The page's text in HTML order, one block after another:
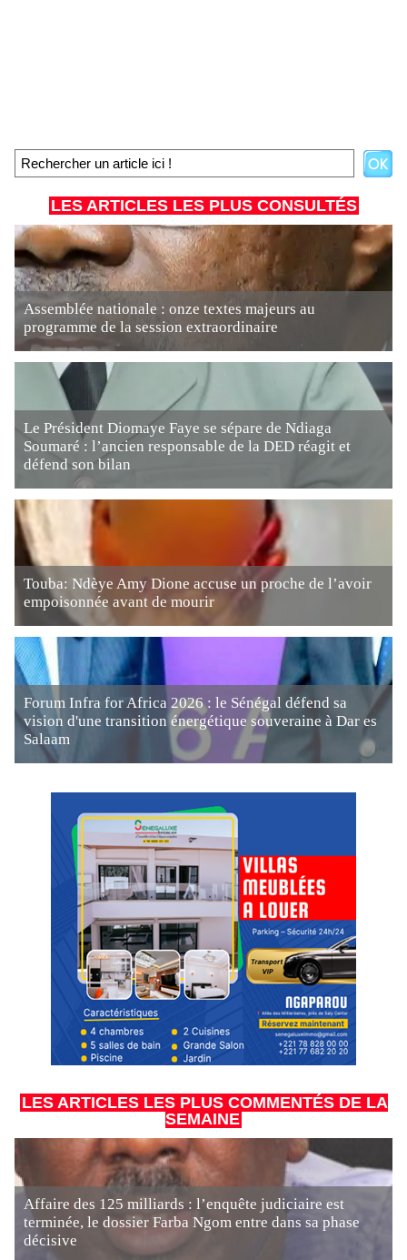
LES ARTICLES LES PLUS CONSULTÉS
Assemblée nationale : onze textes majeurs au
programme de la session extraordinaire
Le Président Diomaye Faye se sépare de Ndiaga
Soumaré : l’ancien responsable de la DED réagit et
défend son bilan
Touba: Ndèye Amy Dione accuse un proche de l’avoir
empoisonnée avant de mourir
Forum Infra for Africa 2026 : le Sénégal défend sa
vision d'une transition énergétique souveraine à Dar es
Salaam
LES ARTICLES LES PLUS COMMENTÉS DE LA
SEMAINE
Affaire des 125 milliards : l’enquête judiciaire est
terminée, le dossier Farba Ngom entre dans sa phase
décisive